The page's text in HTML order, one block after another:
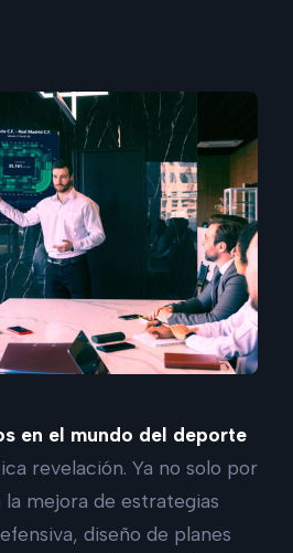
en el mundo del deporte
revelación. Ya no solo por
mejora de estrategias
diseño de planes